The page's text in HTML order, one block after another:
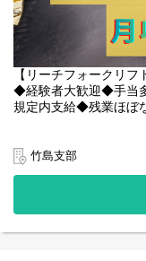
が浸透しているため、
びと働いています◎
ちょっとした悩みも、
れます！
「仕事がうまくいかな
などなど、なんでも気
たり、アドバイスをく
HPでも雰囲気がわかり
https://
相談だけでも全く問
〇特徴その2 社員の
〇求人特徴
・未経験OK
・バイク通勤可
・制服貸与
・残業代全額支給
・週払いOK
・社員登用実績多数あり
・多様なキャリアステ
ステップも可能です◎)
【リーチフォークリフ
◆経験者大歓迎◆手当
規定内支給◆残業ほぼ
時給：1,650円～
13,200円/日×21日
＜＜＜月収27万円以
竹島支部